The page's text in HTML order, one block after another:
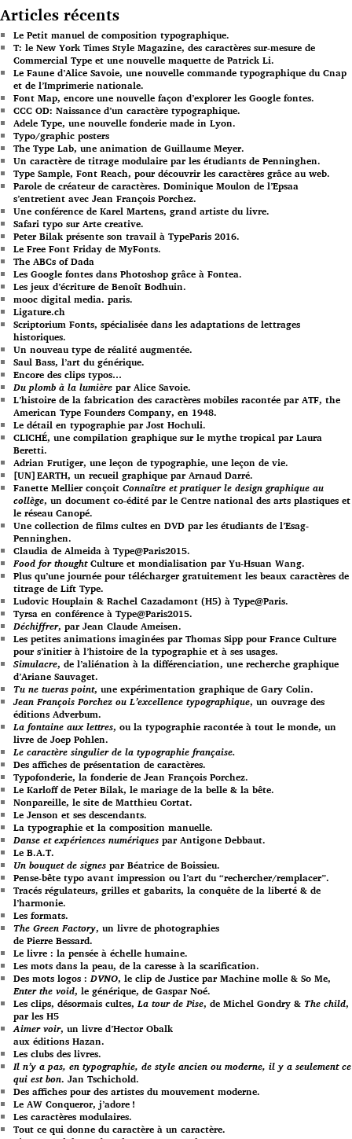
Articles récents
Le Petit manuel de composition typographique.
T: le New York Times Style Magazine, des caractères sur-mesure de
Commercial Type et une nouvelle maquette de Patrick Li.
Le Faune d’Alice Savoie, une nouvelle commande typographique du Cnap
et de l’Imprimerie nationale.
Font Map, encore une nouvelle façon d’explorer les Google fontes.
CCC OD: Naissance d’un caractère typographique.
Adele Type, une nouvelle fonderie made in Lyon.
Typo/graphic posters
The Type Lab, une animation de Guillaume Meyer.
Un caractère de titrage modulaire par les étudiants de Penninghen.
Type Sample, Font Reach, pour découvrir les caractères grâce au web.
Parole de créateur de caractères. Dominique Moulon de l’Epsaa
s’entretient avec Jean François Porchez.
Une conférence de Karel Martens, grand artiste du livre.
Safari typo sur Arte creative.
Peter Bilak présente son travail à TypeParis 2016.
Le Free Font Friday de MyFonts.
The ABCs of Dada
Les Google fontes dans Photoshop grâce à Fontea.
Les jeux d’écriture de Benoît Bodhuin.
mooc digital media. paris.
Ligature.ch
Scriptorium Fonts, spécialisée dans les adaptations de lettrages
historiques.
Un nouveau type de réalité augmentée.
Saul Bass, l’art du générique.
Encore des clips typos…
Du plomb à la lumière par Alice Savoie.
L’histoire de la fabrication des caractères mobiles racontée par ATF, the
American Type Founders Company, en 1948.
Le détail en typographie par Jost Hochuli.
CLICHÉ, une compilation graphique sur le mythe tropical par Laura
Beretti.
Adrian Frutiger, une leçon de typographie, une leçon de vie.
[UN]EARTH, un recueil graphique par Arnaud Darré.
Fanette Mellier conçoit Connaître et pratiquer le design graphique au
collège, un document co-édité par le Centre national des arts plastiques et
le réseau Canopé.
Une collection de films cultes en DVD par les étudiants de l’Esag-
Penninghen.
Claudia de Almeida à Type@Paris2015.
Food for thoughtCulture et mondialisation par Yu-Hsuan Wang.
Plus qu’une journée pour télécharger gratuitement les beaux caractères de
titrage de Lift Type.
Ludovic Houplain & Rachel Cazadamont (H5) à Type@Paris.
Tyrsa en conférence à Type@Paris2015.
Déchiffrer, par Jean Claude Ameisen.
Les petites animations imaginées par Thomas Sipp pour France Culture
pour s’initier à l’histoire de la typographie et à ses usages.
Simulacre, de l’aliénation à la différenciation, une recherche graphique
d’Ariane Sauvaget.
Tu ne tueras point, une expérimentation graphique de Gary Colin.
Jean François Porchez ou L’excellence typographique, un ouvrage des
éditions Adverbum.
La fontaine aux lettres, ou la typographie racontée à tout le monde, un
livre de Joep Pohlen.
Le caractère singulier de la typographie française.
Des affiches de présentation de caractères.
Typofonderie, la fonderie de Jean François Porchez.
Le Karloff de Peter Bilak, le mariage de la belle & la bête.
Nonpareille, le site de Matthieu Cortat.
Le Jenson et ses descendants.
La typographie et la composition manuelle.
Danse et expériences numériques par Antigone Debbaut.
Le B.A.T.
Un bouquet de signes par Béatrice de Boissieu.
Pense-bête typo avant impression ou l’art du “rechercher/remplacer”.
Tracés régulateurs, grilles et gabarits, la conquête de la liberté & de
l’harmonie.
Les formats.
The Green Factory, un livre de photographies
de Pierre Bessard.
Le livre : la pensée à échelle humaine.
Les mots dans la peau, de la caresse à la scarification.
Des mots logos :DVNO, le clip de Justice par Machine molle & So Me,
Enter the void, le générique, de Gaspar Noé.
Les clips, désormais cultes,La tour de Pise, de Michel Gondry & The child,
par les H5
Aimer voir, un livre d’Hector Obalk
aux éditions Hazan.
Les clubs des livres.
Il n’y a pas, en typographie, de style ancien ou moderne, il y a seulement ce
qui est bon. Jan Tschichold.
Des affiches pour des artistes du mouvement moderne.
Le AW Conqueror, j’adore !
Les caractères modulaires.
Tout ce qui donne du caractère à un caractère.